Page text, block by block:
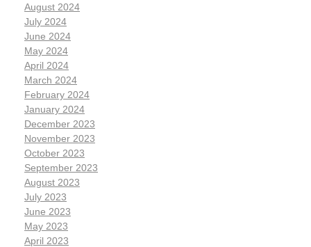
August 2024
July 2024
June 2024
May 2024
April 2024
March 2024
February 2024
January 2024
December 2023
November 2023
October 2023
September 2023
August 2023
July 2023
June 2023
May 2023
April 2023